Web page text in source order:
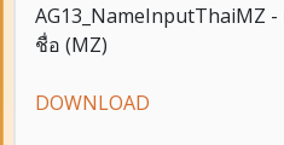
AG13_NameInputThaiMZ
ชื่อ (MZ)
DOWNLOAD